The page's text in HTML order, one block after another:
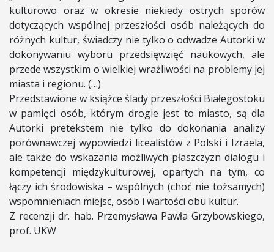
kulturowo oraz w okresie niekiedy ostrych sporów
dotyczących wspólnej przeszłości osób należących do
różnych kultur, świadczy nie tylko o odwadze Autorki w
dokonywaniu wyboru przedsięwzięć naukowych, ale
przede wszystkim o wielkiej wrażliwości na problemy jej
miasta i regionu. (…)
Przedstawione w książce ślady przeszłości Białegostoku
w pamięci osób, którym drogie jest to miasto, są dla
Autorki pretekstem nie tylko do dokonania analizy
porównawczej wypowiedzi licealistów z Polski i Izraela,
ale także do wskazania możliwych płaszczyzn dialogu i
kompetencji międzykulturowej, opartych na tym, co
łączy ich środowiska – wspólnych (choć nie tożsamych)
wspomnieniach miejsc, osób i wartości obu kultur.
Z recenzji dr. hab. Przemysława Pawła Grzybowskiego,
prof. UKW